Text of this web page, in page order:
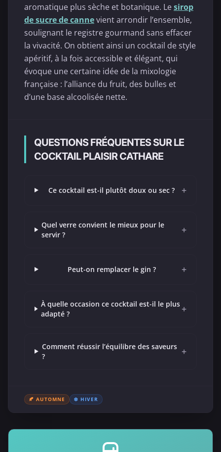
aromatique plus sèche et botanique. Lesirop
de sucre de cannevient arrondir l’ensemble,
soulignant le registre gourmand sans effacer
la vivacité. On obtient ainsi un cocktail de style
apéritif, à la fois accessible et élégant, qui
évoque une certaine idée de la mixologie
française : l’alliance du fruit, des bulles et
d’une base alcoolisée nette.
QUESTIONS FRÉQUENTES SUR LE
COCKTAIL PLAISIR CATHARE
Ce cocktail est-il plutôt doux ou sec ? +
Quel verre convient le mieux pour le
servir ?
+
Peut-on remplacer le gin ? +
À quelle occasion ce cocktail est-il le plus
adapté ?
+
Comment réussir l’équilibre des saveurs
?
+
🍂 AUTOMNE ❄️ HIVER